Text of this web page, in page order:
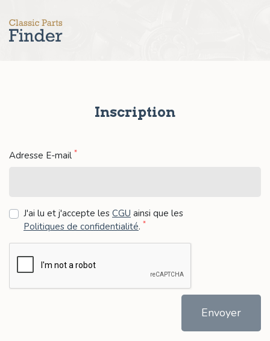
Inscription
Adresse E-mail *
J'ai lu et j'accepte les CGU ainsi que les
Politiques de confidentialité. *
Envoyer